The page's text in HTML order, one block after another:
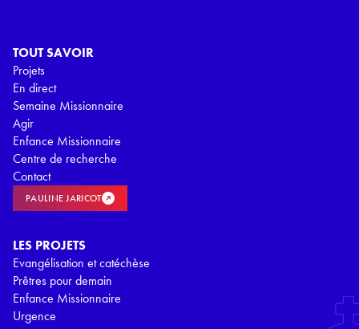
TOUT SAVOIR
Projets
En direct
Semaine Missionnaire
Agir
Enfance Missionnaire
Centre de recherche
Contact
PAULINE JARICOT
LES PROJETS
Evangélisation et catéchèse
Prêtres pour demain
Enfance Missionnaire
Urgence